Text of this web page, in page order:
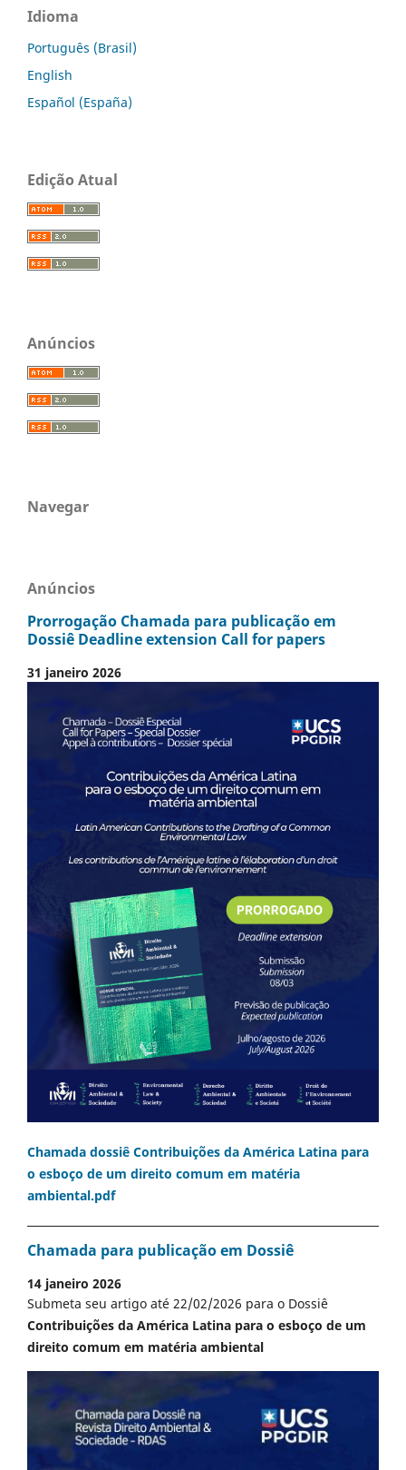
Idioma
Português (Brasil)
English
Español (España)
Edição Atual
Anúncios
Navegar
Anúncios
Prorrogação Chamada para publicação em
Dossiê Deadline extension Call for papers
31 janeiro 2026
Chamada dossiê Contribuições da América Latina para
o esboço de um direito comum em matéria
ambiental.pdf
Chamada para publicação em Dossiê
14 janeiro 2026
Submeta seu artigo até 22/02/2026 para o Dossiê
Contribuições da América Latina para o esboço de um
direito comum em matéria ambiental